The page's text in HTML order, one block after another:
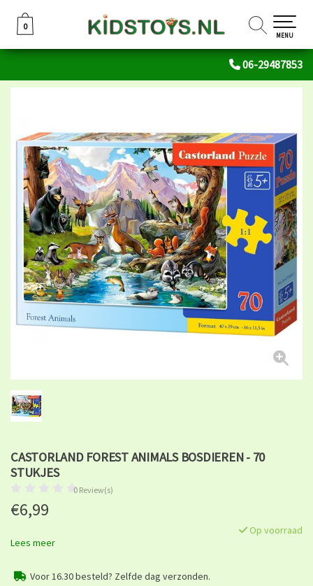
06-29487853
0
0
MENU
CASTORLAND FOREST ANIMALS BOSDIEREN - 70
STUKJES
0 Review(s)
€6,99
Op voorraad
Lees meer
Voor 16.30 besteld? Zelfde dag verzonden.